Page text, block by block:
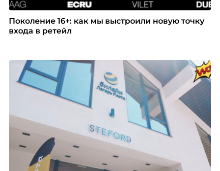
Поколение 16+: как мы выстроили новую точку
входа в ретейл